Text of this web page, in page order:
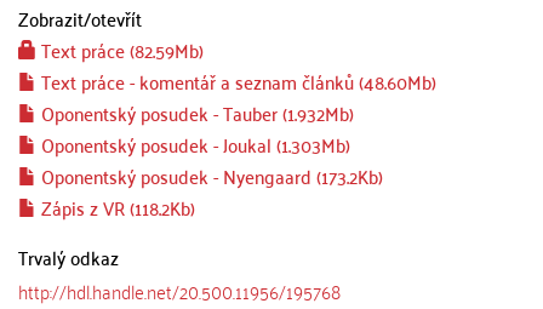
Zobrazit/otevřít
Text práce (82.59Mb)
Text práce - komentář a seznam článků (48.60Mb)
Oponentský posudek - Tauber (1.932Mb)
Oponentský posudek - Joukal (1.303Mb)
Oponentský posudek - Nyengaard (173.2Kb)
Zápis z VR (118.2Kb)
Trvalý odkaz
http://hdl.handle.net/20.500.11956/195768